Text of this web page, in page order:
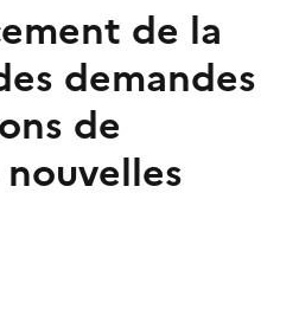
de la
demandes
de